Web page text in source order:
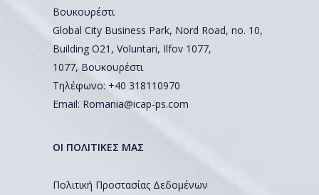
Βουκουρέστι
Global City Business Park, Nord Road, no. 10,
Building O21, Voluntari, Ilfov 1077,
1077, Βουκουρέστι
Τηλέφωνο: +40 318110970
Email: Romania@icap-ps.com
ΟΙ ΠΟΛΙΤΙΚΕΣ ΜΑΣ
Πολιτική Προστασίας Δεδομένων